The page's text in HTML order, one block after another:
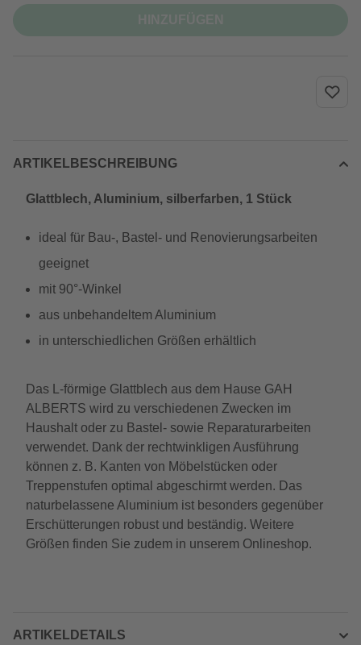
ARTIKELBESCHREIBUNG
Glattblech, Aluminium, silberfarben, 1 Stück
ideal für Bau-, Bastel- und Renovierungsarbeiten
geeignet
mit 90°-Winkel
aus unbehandeltem Aluminium
in unterschiedlichen Größen erhältlich
Das L-förmige Glattblech aus dem Hause GAH
ALBERTS wird zu verschiedenen Zwecken im
Haushalt oder zu Bastel- sowie Reparaturarbeiten
verwendet. Dank der rechtwinkligen Ausführung
können z. B. Kanten von Möbelstücken oder
Treppenstufen optimal abgeschirmt werden. Das
naturbelassene Aluminium ist besonders gegenüber
Erschütterungen robust und beständig. Weitere
Größen finden Sie zudem in unserem Onlineshop.
ARTIKELDETAILS